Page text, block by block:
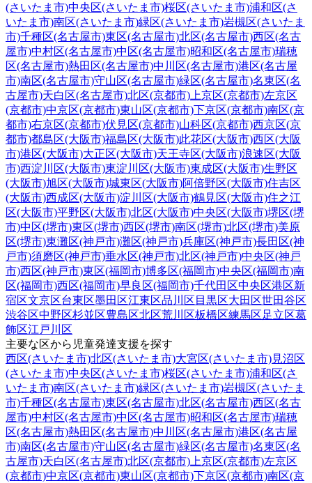
(さいたま市)中央区(さいたま市)桜区(さいたま市)浦和区(さ
いたま市)南区(さいたま市)緑区(さいたま市)岩槻区(さいたま
市)千種区(名古屋市)東区(名古屋市)北区(名古屋市)西区(名古
屋市)中村区(名古屋市)中区(名古屋市)昭和区(名古屋市)瑞穂
区(名古屋市)熱田区(名古屋市)中川区(名古屋市)港区(名古屋
市)南区(名古屋市)守山区(名古屋市)緑区(名古屋市)名東区(名
古屋市)天白区(名古屋市)北区(京都市) 上京区(京都市)左京区
(京都市)中京区(京都市)東山区(京都市)下京区(京都市)南区(京
都市)右京区(京都市)伏見区(京都市)山科区(京都市)西京区(京
都市)都島区(大阪市)福島区(大阪市)此花区(大阪市)西区(大阪
市)港区(大阪市)大正区(大阪市)天王寺区(大阪市)浪速区(大阪
市)西淀川区(大阪市)東淀川区(大阪市)東成区(大阪市)生野区
(大阪市)旭区(大阪市)城東区(大阪市)阿倍野区(大阪市)住吉区
(大阪市)西成区(大阪市)淀川区(大阪市)鶴見区(大阪市)住之江
区(大阪市)平野区(大阪市)北区(大阪市)中央区(大阪市)堺区(堺
市)中区(堺市)東区(堺市)西区(堺市)南区(堺市)北区(堺市)美原
区(堺市)東灘区(神戸市)灘区(神戸市)兵庫区(神戸市)長田区(神
戸市)須磨区(神戸市)垂水区(神戸市)北区(神戸市)中央区(神戸
市)西区(神戸市)東区(福岡市)博多区(福岡市)中央区(福岡市)南
区(福岡市)西区(福岡市)早良区(福岡市)千代田区中央区港区新
宿区文京区台東区墨田区江東区品川区 目黒区大田区世田谷区
渋谷区中野区杉並区豊島区北区荒川区板橋区練馬区足立区葛
飾区江戸川区
主要な区から児童発達支援を探す
西区(さいたま市)北区(さいたま市)大宮区(さいたま市)見沼区
(さいたま市)中央区(さいたま市)桜区(さいたま市)浦和区(さ
いたま市)南区(さいたま市)緑区(さいたま市)岩槻区(さいたま
市)千種区(名古屋市)東区(名古屋市)北区(名古屋市)西区(名古
屋市)中村区(名古屋市)中区(名古屋市)昭和区(名古屋市)瑞穂
区(名古屋市)熱田区(名古屋市)中川区(名古屋市)港区(名古屋
市)南区(名古屋市)守山区(名古屋市)緑区(名古屋市)名東区(名
古屋市)天白区(名古屋市)北区(京都市) 上京区(京都市)左京区
(京都市)中京区(京都市)東山区(京都市)下京区(京都市)南区(京